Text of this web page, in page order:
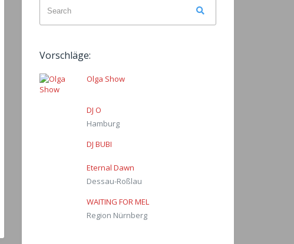
for:
Vorschläge:
Olga Show
DJ O
Hamburg
DJ BUBI
Eternal Dawn
Dessau-Roßlau
WAITING FOR MEL
Region Nürnberg